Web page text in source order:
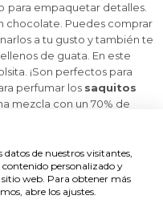
para empaquetar detalles.
chocolate. Puedes comprar
a tu gusto y también te
de guata. En este
¡Son perfectos para
perfumarlos saquitos
mezcla con un 70% de
datos de nuestros visitantes,
personalizado y
web. Para obtener más
abre los ajustes.